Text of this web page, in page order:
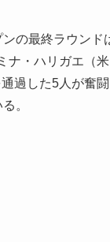
の最終ラウン
ナ・ハリガエ（
過した5人が奮
。